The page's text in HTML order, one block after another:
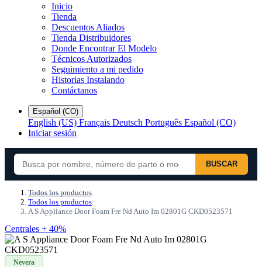
Inicio
Tienda
Descuentos Aliados
Tienda Distribuidores
Donde Encontrar El Modelo
Técnicos Autorizados
Seguimiento a mi pedido
Historias Instalando
Contáctanos
Español (CO)
English (US) Français Deutsch Português Español (CO)
Iniciar sesión
BUSCAR
Todos los productos
Todos los productos
A S Appliance Door Foam Fre Nd Auto Im 02801G CKD0523571
Centrales + 40%
Nevera